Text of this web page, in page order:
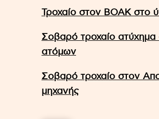
Τροχαίο στον ΒΟΑΚ στο
Σοβαρό τροχαίο ατύχημα
ατόμων
Σοβαρό τροχαίο στον
μηχανής